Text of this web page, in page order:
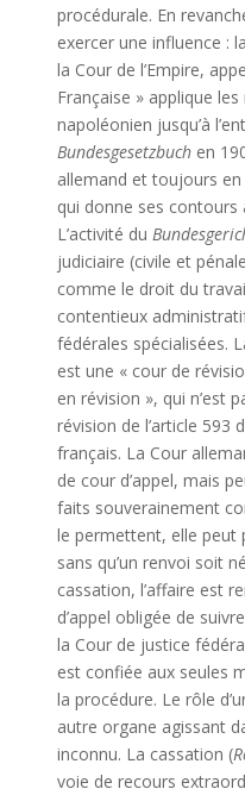
procédurale. En
exercer une influence :
la Cour de l’Empire,
Française » applique
napoléonien jusqu’à
Bundesgesetzbuchen
allemand et toujours en
qui donne ses contours
L’activité du
judiciaire (civile et
comme le droit du
contentieux
fédérales spécialisées.
est une « cour de
en révision », qui n’est
révision de l’article 593
français. La Cour
de cour d’appel, mais
faits souverainement
le permettent, elle peut
sans qu’un renvoi soit
cassation, l’affaire est
d’appel obligée de
la Cour de justice
est confiée aux seules
la procédure. Le rôle
autre organe agissant
inconnu. La cassation (
voie de recours